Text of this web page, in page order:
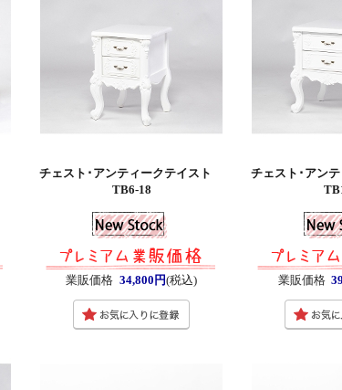
チェスト･アンティークテイスト
TB6-18
業販価格 34,800円(税込)
チェスト･アン
業販価格